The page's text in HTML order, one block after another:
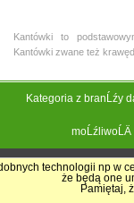
Kantówki to
Kantówki zwane też
Kategoria z branĹźy
technologii np w
że będą one
Pamiętaj,